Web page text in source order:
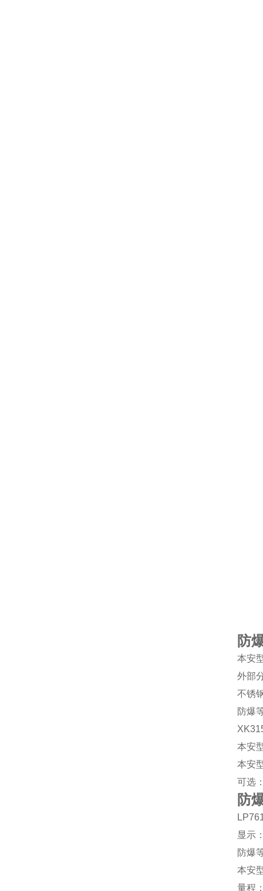
防
本安
外部
不锈
防爆
本安
本安
可选
防
显示
防爆
本安
量程